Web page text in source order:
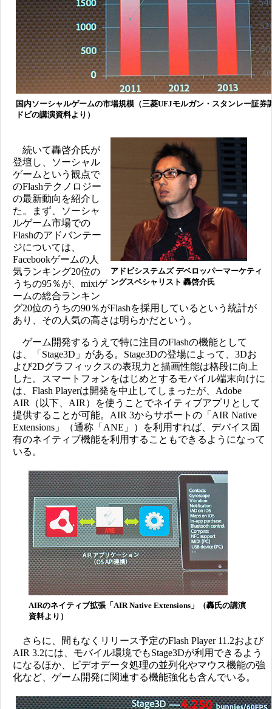
国内ソーシャルゲームの市場規模（三菱UFJモルガン・スタンレー証券
ドビの講演資料より）
アドビシステムズ デベロッパーマーケティ
ングスペシャリスト 轟啓介氏
続いて轟啓介氏が
登壇し、ソーシャル
ゲームという観点で
のFlashテクノロジー
の最新動向を紹介し
た。まず、ソーシャ
ルゲーム市場での
Flashのアドバンテー
ジについては、
Facebookゲームの人
気ランキング20位の
うちの95％が、mixiゲ
ームの総合ランキン
グ20位のうちの90％がFlashを採用しているという統計が
あり、その人気の高さは明らかだという。
ゲーム開発するうえで特に注目のFlashの機能として
は、「Stage3D」がある。Stage3Dの登場によって、3Dお
よび2Dグラフィックスの表現力と描画性能は格段に向上
した。スマートフォンをはじめとするモバイル端末向けに
は、Flash Playerは開発を中止してしまったが、Adobe
AIR（以下、AIR）を使うことでネイティブアプリとして
提供することが可能。AIR 3からサポートの「AIR Native
Extensions」（通称「ANE」）を利用すれば、デバイス固
有のネイティブ機能を利用することもできるようになって
いる。
AIRのネイティブ拡張「AIR Native Extensions」（轟氏の講演
資料より）
さらに、間もなくリリース予定のFlash Player 11.2および
AIR 3.2には、モバイル環境でもStage3Dが利用できるよう
になるほか、ビデオデータ処理の並列化やマウス機能の強
化など、ゲーム開発に関連する機能強化も含んでいる。